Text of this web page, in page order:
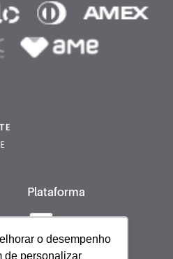
o desempenho
de personalizar
Plataforma